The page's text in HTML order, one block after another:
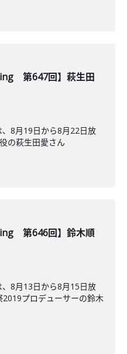
第647回】萩生田
8月19日から8月22日放
の萩生田愛さん
第646回】鈴木順
8月13日から8月15日放
プロデューサーの鈴木